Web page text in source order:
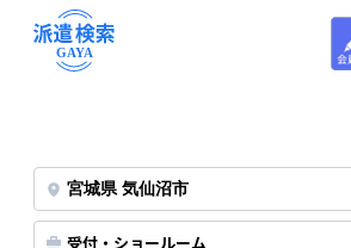
受付・ショールーム